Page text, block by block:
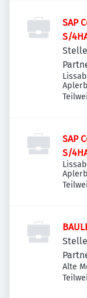
SAP
S/
SAP
S/
Alte